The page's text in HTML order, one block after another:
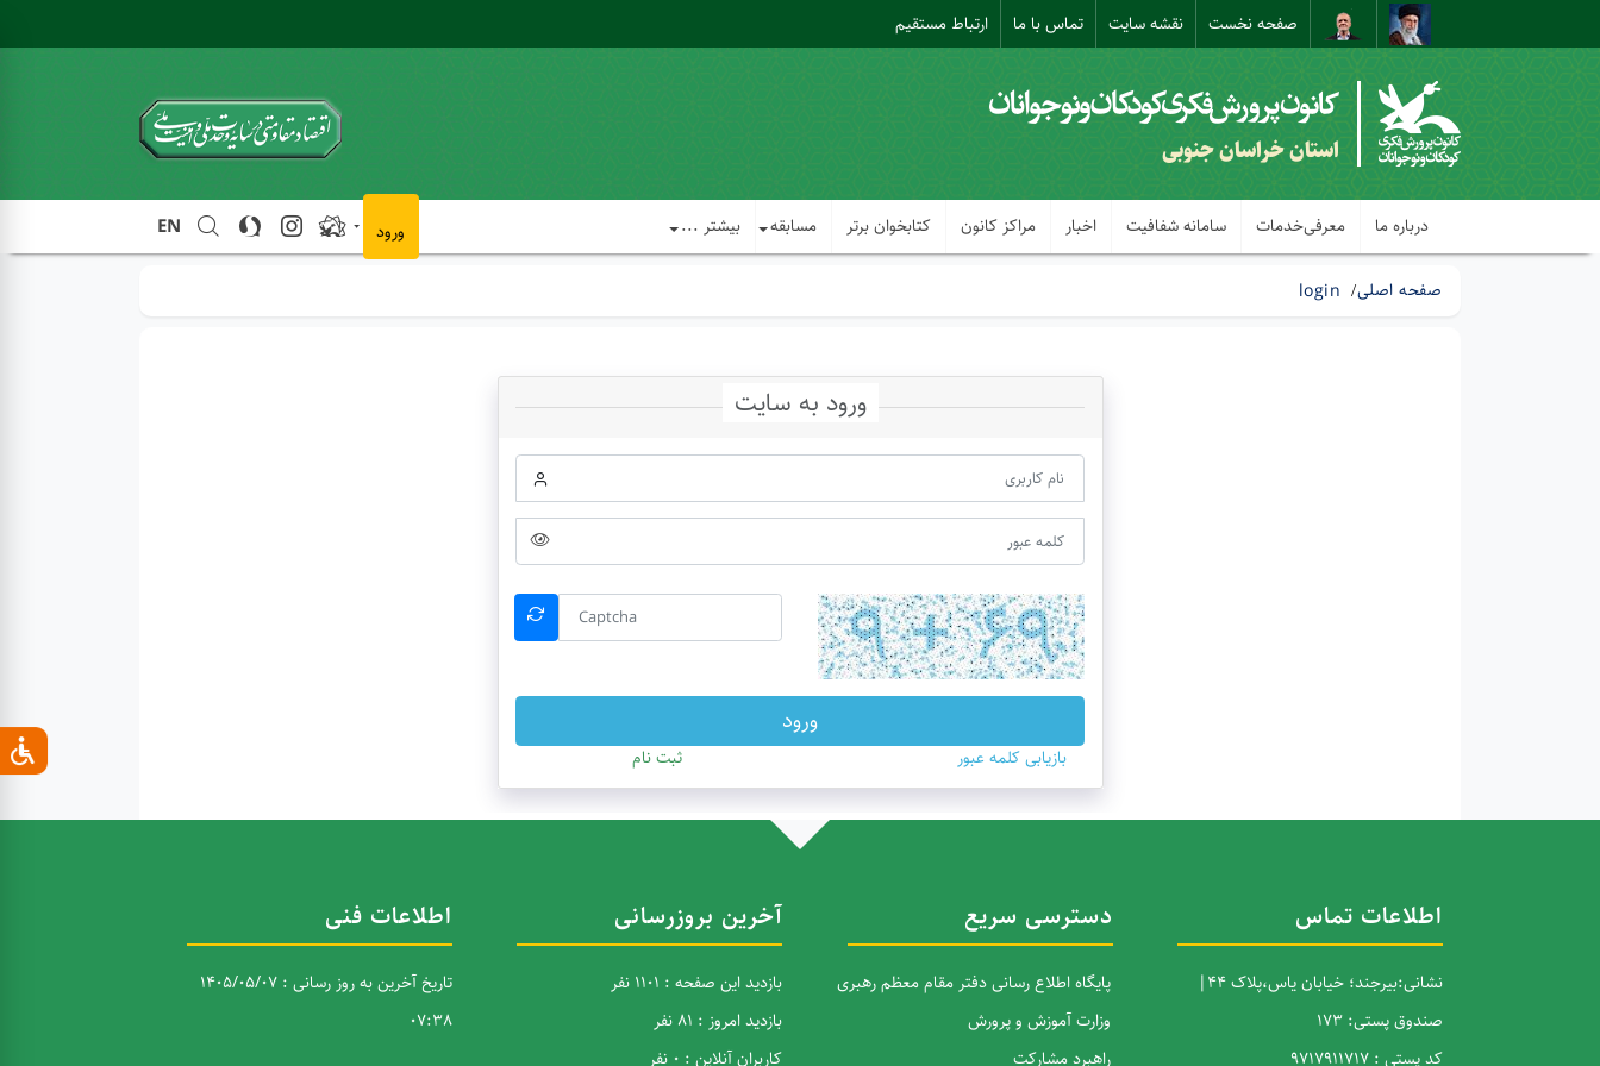
صفحه نخست نقشه سایت تماس با ما ارتباط مستقیم
استان خراسان جنوبی
درباره ما معرفی‌خدمات سامانه شفافیت اخبار مراکز کانون کتابخوان برتر مسابقه بیشتر ... EN ورود
صفحه اصلی login
ورود به سایت
ورود
بازیابی کلمه عبور ثبت نام
اطلاعات تماس
نشانی:بیرجند؛ خیابان یاس،پلاک 44|
صندوق پستی: 173
کد پستی : 9717911717
دسترسی سریع
پایگاه اطلاع رسانی دفتر مقام معظم رهبری
وزارت آموزش و پرورش
راهبرد مشارکت
آخرین بروزرسانی
بازدید این صفحه : 1101 نفر
بازدید امروز : 81 نفر
کاربران آنلاین : 0 نفر
اطلاعات فنی
تاریخ آخرین به روز رسانی : 1405/05/07
07:38